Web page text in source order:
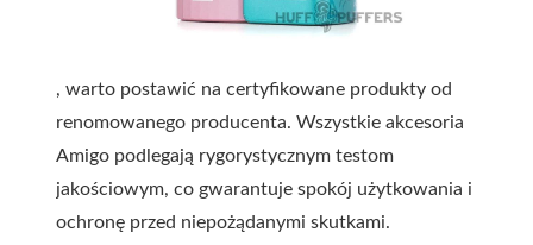
, warto postawić na certyfikowane produkty od
renomowanego producenta. Wszystkie akcesoria
Amigo podlegają rygorystycznym testom
jakościowym, co gwarantuje spokój użytkowania i
ochronę przed niepożądanymi skutkami.